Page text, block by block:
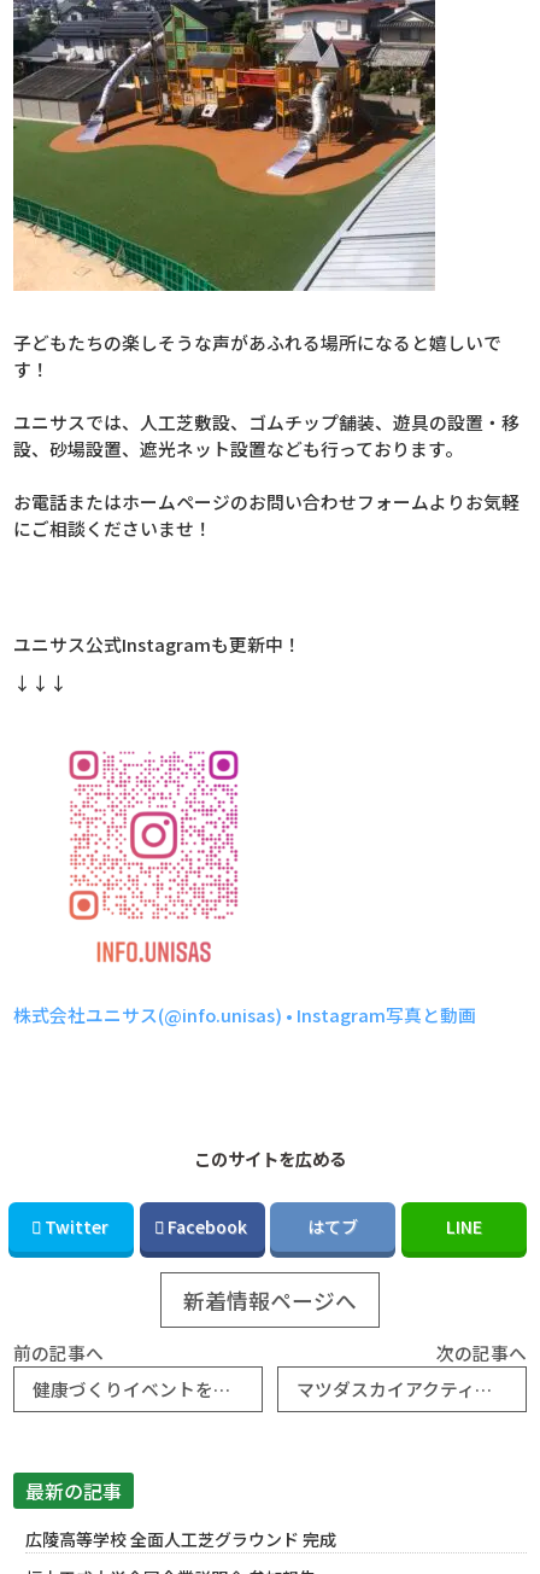
子どもたちの楽しそうな声があふれる場所になると嬉しいで
す！
ユニサスでは、人工芝敷設、ゴムチップ舗装、遊具の設置・移
設、砂場設置、遮光ネット設置なども行っております。
お電話またはホームページのお問い合わせフォームよりお気軽
にご相談くださいませ！
ユニサス公式Instagramも更新中！
↓↓↓
株式会社ユニサス(@info.unisas) • Instagram写真と動画
このサイトを広める
Twitter Facebook はてブ LINE
新着情報ページへ
前の記事へ
健康づくりイベントを開催いたしました！
次の記事へ
マツダスカイアクティブズ広島 パートナー様の集いに参加させていただきました。
最新の記事
広陵高等学校 全面人工芝グラウンド 完成